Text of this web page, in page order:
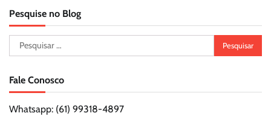
Pesquise no Blog
Pesquisar
por:
Fale Conosco
Whatsapp: (61) 99318-4897